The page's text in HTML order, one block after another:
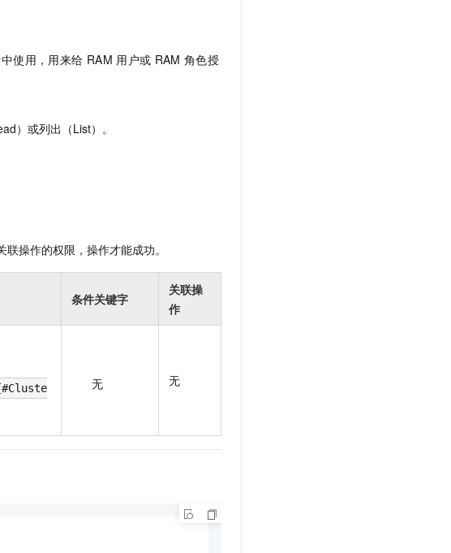
使用，用来给 RAM 用户或 RAM 角色授
）或列出（List）。
操作的权限，操作才能成功。
条件关键字
关联操
作
无 无
面向真实软件的智能体编程平台
秒悟
多模态数据信息提取
从文本、图片、视频中提取结构化的属性信息
超强辅助，Bolt.diy 一步搞定创意建站
模板建站
模板小程序